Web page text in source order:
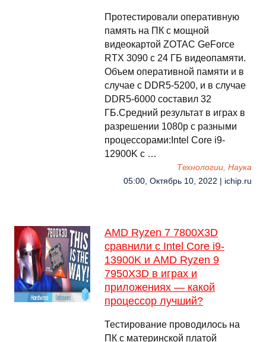
Протестировали оперативную
память на ПК с мощной
видеокартой ZOTAC GeForce
RTX 3090 с 24 ГБ видеопамяти.
Объем оперативной памяти и в
случае с DDR5-5200, и в случае
DDR5-6000 составил 32
ГБ.Средний результат в играх в
разрешении 1080p с разными
процессорами:Intel Core i9-
12900K c …
Технологии, Наука
05:00, Октябрь 10, 2022 | ichip.ru
AMD Ryzen 7 7800X3D
сравнили с Intel Core i9-
13900K и AMD Ryzen 9
7950X3D в играх и
приложениях — какой
процессор лучший?
Тестирование проводилось на
ПК с материнской платой